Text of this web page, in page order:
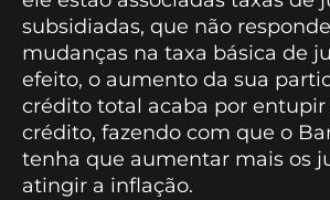
subsidiadas, que não
mudanças na taxa básica de
efeito, o aumento da sua
crédito total acaba por entupir
crédito, fazendo com que o
tenha que aumentar mais os
atingir a inflação.